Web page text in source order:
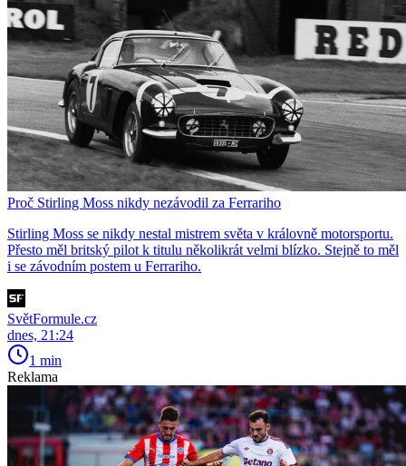
Proč Stirling Moss nikdy nezávodil za Ferrariho
Stirling Moss se nikdy nestal mistrem světa v královně motorsportu.
Přesto měl britský pilot k titulu několikrát velmi blízko. Stejně to měl
i se závodním postem u Ferrariho.
SvětFormule.cz
dnes, 21:24
1 min
Reklama